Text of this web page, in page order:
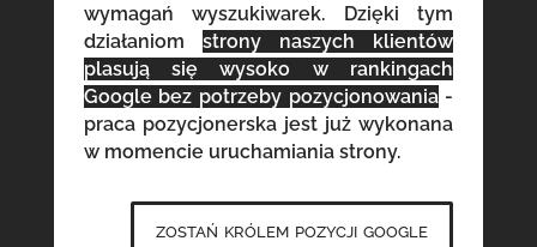
wymagań wyszukiwarek. Dzięki tym
działaniom strony naszych klientów
plasują się wysoko w rankingach
Google bez potrzeby pozycjonowania-
praca pozycjonerska jest już wykonana
w momencie uruchamiania strony.
zostań królem pozycji google